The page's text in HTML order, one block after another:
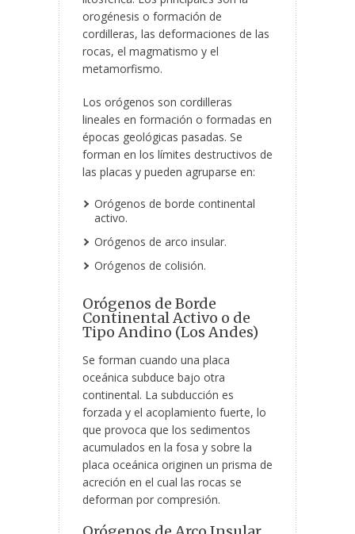
orogénesis o formación de
cordilleras, las deformaciones de las
rocas, el magmatismo y el
metamorfismo.
Los orógenos son cordilleras
lineales en formación o formadas en
épocas geológicas pasadas. Se
forman en los límites destructivos de
las placas y pueden agruparse en:
Orógenos de borde continental
activo.
Orógenos de arco insular.
Orógenos de colisión.
Orógenos de Borde
Continental Activo o de
Tipo Andino (Los Andes)
Se forman cuando una placa
oceánica subduce bajo otra
continental. La subducción es
forzada y el acoplamiento fuerte, lo
que provoca que los sedimentos
acumulados en la fosa y sobre la
placa oceánica originen un prisma de
acreción en el cual las rocas se
deforman por compresión.